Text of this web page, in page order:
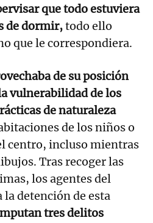
que todo estuviera
de dormir,todo ello
que le correspondiera.
de su posición
vulnerabilidad de los
de naturaleza
de los niños o
centro, incluso mientras
Tras recoger las
los agentes del
detención de esta
tres delitos